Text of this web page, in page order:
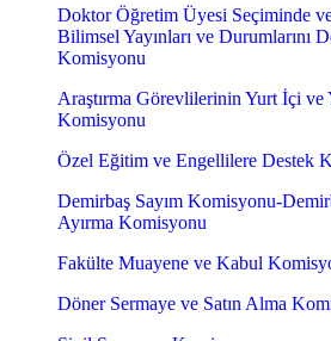
Doktor Öğretim Üyesi Seçiminde
Bilimsel Yayınları ve Durumlarını
Komisyonu
Araştırma Görevlilerinin Yurt İçi ve
Komisyonu
Özel Eğitim ve Engellilere Destek
Demirbaş Sayım Komisyonu-
Ayırma Komisyonu
Fakülte Muayene ve Kabul
Döner Sermaye ve Satın Alma